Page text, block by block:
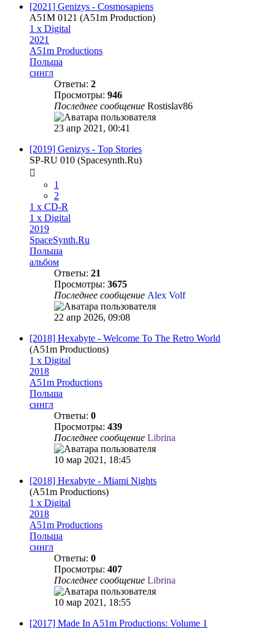
[2021] Genizys - Cosmosapiens
A51M 0121 (A51m Production)
1 x Digital
2021
A51m Productions
Польша
сингл
Ответы: 2
Просмотры: 946
Последнее сообщение Rostislav86
23 апр 2021, 00:41
[2019] Genizys - Top Stories
SP-RU 010 (Spacesynth.Ru)
1
2
1 x CD-R
1 x Digital
2019
SpaceSynth.Ru
Польша
альбом
Ответы: 21
Просмотры: 3675
Последнее сообщение Alex Volf
22 апр 2026, 09:08
[2018] Hexabyte - Welcome To The Retro World
(A51m Productions)
1 x Digital
2018
A51m Productions
Польша
сингл
Ответы: 0
Просмотры: 439
Последнее сообщение Librina
10 мар 2021, 18:45
[2018] Hexabyte - Miami Nights
(A51m Productions)
1 x Digital
2018
A51m Productions
Польша
сингл
Ответы: 0
Просмотры: 407
Последнее сообщение Librina
10 мар 2021, 18:55
[2017] Made In A51m Productions: Volume 1